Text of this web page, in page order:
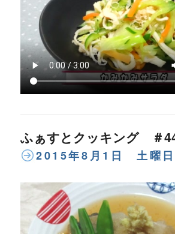
ふぁすとクッキング ＃
2015年8月1日 土曜日